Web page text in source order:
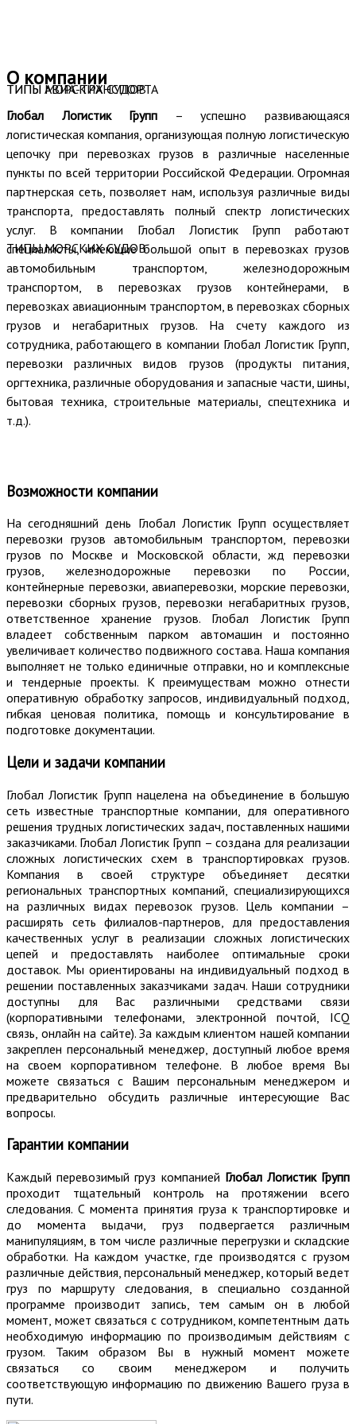
ТИПЫ АВИА-ТРАНСПОРТА
ТИПЫ МОРСКИХ СУДОВ
ТИПЫ МОРСКИХ СУДОВ
О компании
Глобал Логистик Групп – успешно развивающаяся
логистическая компания, организующая полную логистическую
цепочку при перевозках грузов в различные населенные
пункты по всей территории Российской Федерации. Огромная
партнерская сеть, позволяет нам, используя различные виды
транспорта, предоставлять полный спектр логистических
услуг. В компании Глобал Логистик Групп работают
специалисты, имеющие большой опыт в перевозках грузов
автомобильным транспортом, железнодорожным
транспортом, в перевозках грузов контейнерами, в
перевозках авиационным транспортом, в перевозках сборных
грузов и негабаритных грузов. На счету каждого из
сотрудника, работающего в компании Глобал Логистик Групп,
перевозки различных видов грузов (продукты питания,
оргтехника, различные оборудования и запасные части, шины,
бытовая техника, строительные материалы, спецтехника и
т.д.).
Возможности компании
На сегодняшний день Глобал Логистик Групп осуществляет
перевозки грузов автомобильным транспортом, перевозки
грузов по Москве и Московской области, жд перевозки
грузов, железнодорожные перевозки по России,
контейнерные перевозки, авиаперевозки, морские перевозки,
перевозки сборных грузов, перевозки негабаритных грузов,
ответственное хранение грузов. Глобал Логистик Групп
владеет собственным парком автомашин и постоянно
увеличивает количество подвижного состава. Наша компания
выполняет не только единичные отправки, но и комплексные
и тендерные проекты. К преимуществам можно отнести
оперативную обработку запросов, индивидуальный подход,
гибкая ценовая политика, помощь и консультирование в
подготовке документации.
Цели и задачи компании
Глобал Логистик Групп нацелена на объединение в большую
сеть известные транспортные компании, для оперативного
решения трудных логистических задач, поставленных нашими
заказчиками. Глобал Логистик Групп – создана для реализации
сложных логистических схем в транспортировках грузов.
Компания в своей структуре объединяет десятки
региональных транспортных компаний, специализирующихся
на различных видах перевозок грузов. Цель компании –
расширять сеть филиалов-партнеров, для предоставления
качественных услуг в реализации сложных логистических
цепей и предоставлять наиболее оптимальные сроки
доставок. Мы ориентированы на индивидуальный подход в
решении поставленных заказчиками задач. Наши сотрудники
доступны для Вас различными средствами связи
(корпоративными телефонами, электронной почтой, ICQ
связь, онлайн на сайте). За каждым клиентом нашей компании
закреплен персональный менеджер, доступный любое время
на своем корпоративном телефоне. В любое время Вы
можете связаться с Вашим персональным менеджером и
предварительно обсудить различные интересующие Вас
вопросы.
Гарантии компании
Каждый перевозимый груз компанией Глобал Логистик Групп
проходит тщательный контроль на протяжении всего
следования. С момента принятия груза к транспортировке и
до момента выдачи, груз подвергается различным
манипуляциям, в том числе различные перегрузки и складские
обработки. На каждом участке, где производятся с грузом
различные действия, персональный менеджер, который ведет
груз по маршруту следования, в специально созданной
программе производит запись, тем самым он в любой
момент, может связаться с сотрудником, компетентным дать
необходимую информацию по производимым действиям с
грузом. Таким образом Вы в нужный момент можете
связаться со своим менеджером и получить
соответствующую информацию по движению Вашего груза в
пути.